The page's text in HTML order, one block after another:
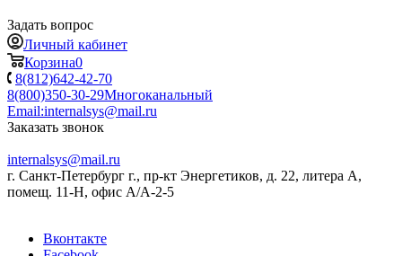
Задать вопрос
Личный кабинет
Корзина0
8(812)642-42-70
8(800)350-30-29Многоканальный
Email:internalsys@mail.ru
Заказать звонок
internalsys@mail.ru
г. Санкт-Петербург г., пр-кт Энергетиков, д. 22, литера А,
помещ. 11-Н, офис А/А-2-5
Вконтакте